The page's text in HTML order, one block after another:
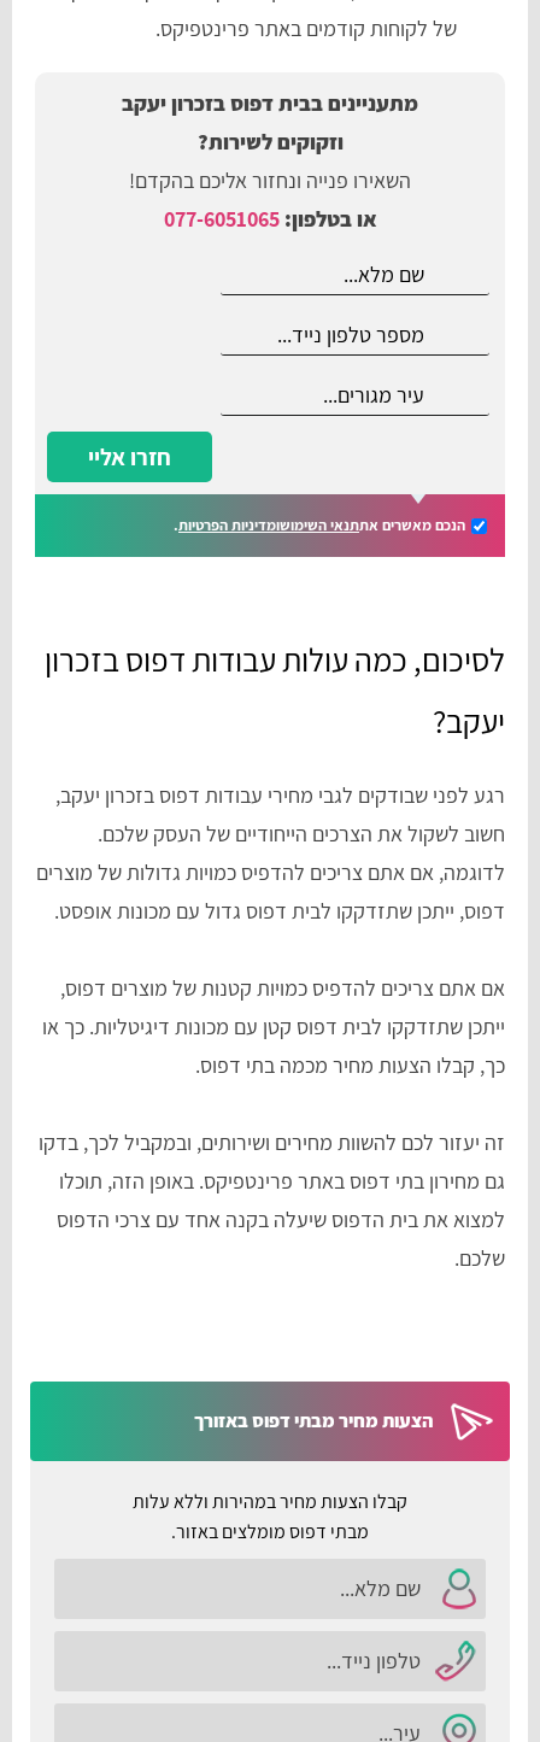
של לקוחות קודמים באתר פרינטפיקס.
מתעניינים בבית דפוס בזכרון יעקב
וזקוקים לשירות?
השאירו פנייה ונחזור אליכם בהקדם!
או בטלפון:077-6051065
חזרו אליי
הנכם מאשרים אתתנאי השימושומדיניות הפרטיות.
לסיכום, כמה עולות עבודות דפוס בזכרון
יעקב?
רגע לפני שבודקים לגבי מחירי עבודות דפוס בזכרון יעקב,
חשוב לשקול את הצרכים הייחודיים של העסק שלכם.
לדוגמה, אם אתם צריכים להדפיס כמויות גדולות של מוצרים
דפוס, ייתכן שתזדקקו לבית דפוס גדול עם מכונות אופסט.
אם אתם צריכים להדפיס כמויות קטנות של מוצרים דפוס,
ייתכן שתזדקקו לבית דפוס קטן עם מכונות דיגיטליות. כך או
כך, קבלו הצעות מחיר מכמה בתי דפוס.
זה יעזור לכם להשוות מחירים ושירותים, ובמקביל לכך, בדקו
גם מחירון בתי דפוס באתר פרינטפיקס. באופן הזה, תוכלו
למצוא את בית הדפוס שיעלה בקנה אחד עם צרכי הדפוס
שלכם.
הצעות מחיר מבתי דפוס באזורך
קבלו הצעות מחיר במהירות וללא עלות
מבתי דפוס מומלצים באזור.